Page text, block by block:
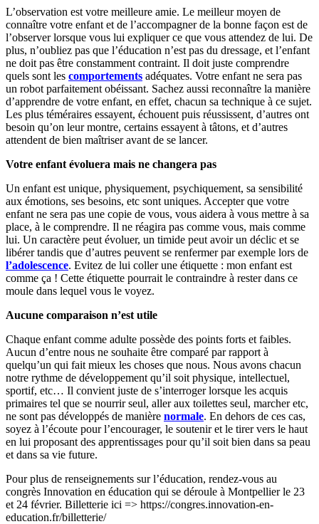
L’observation est votre meilleure amie. Le meilleur moyen de
connaître votre enfant et de l’accompagner de la bonne façon est de
l’observer lorsque vous lui expliquer ce que vous attendez de lui. De
plus, n’oubliez pas que l’éducation n’est pas du dressage, et l’enfant
ne doit pas être constamment contraint. Il doit juste comprendre
quels sont les comportements adéquates. Votre enfant ne sera pas
un robot parfaitement obéissant. Sachez aussi reconnaître la manière
d’apprendre de votre enfant, en effet, chacun sa technique à ce sujet.
Les plus téméraires essayent, échouent puis réussissent, d’autres ont
besoin qu’on leur montre, certains essayent à tâtons, et d’autres
attendent de bien maîtriser avant de se lancer.
Votre enfant évoluera mais ne changera pas
Un enfant est unique, physiquement, psychiquement, sa sensibilité
aux émotions, ses besoins, etc sont uniques. Accepter que votre
enfant ne sera pas une copie de vous, vous aidera à vous mettre à sa
place, à le comprendre. Il ne réagira pas comme vous, mais comme
lui. Un caractère peut évoluer, un timide peut avoir un déclic et se
libérer tandis que d’autres peuvent se renfermer par exemple lors de
l’adolescence. Evitez de lui coller une étiquette : mon enfant est
comme ça ! Cette étiquette pourrait le contraindre à rester dans ce
moule dans lequel vous le voyez.
Aucune comparaison n’est utile
Chaque enfant comme adulte possède des points forts et faibles.
Aucun d’entre nous ne souhaite être comparé par rapport à
quelqu’un qui fait mieux les choses que nous. Nous avons chacun
notre rythme de développement qu’il soit physique, intellectuel,
sportif, etc… Il convient juste de s’interroger lorsque les acquis
primaires tel que se nourrir seul, aller aux toilettes seul, marcher etc,
ne sont pas développés de manière normale. En dehors de ces cas,
soyez à l’écoute pour l’encourager, le soutenir et le tirer vers le haut
en lui proposant des apprentissages pour qu’il soit bien dans sa peau
et dans sa vie future.
Pour plus de renseignements sur l’éducation, rendez-vous au
congrès Innovation en éducation qui se déroule à Montpellier le 23
et 24 février. Billetterie ici => https://congres.innovation-en-
education.fr/billetterie/